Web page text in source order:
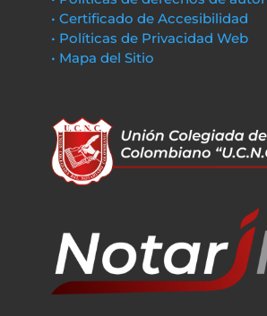
• Certificado de Accesibilidad
• Políticas de Privacidad Web
• Mapa del Sitio